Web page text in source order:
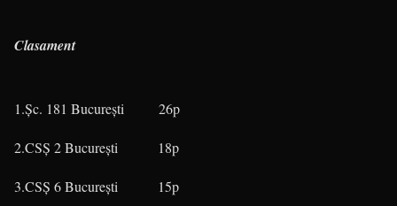
Clasament
1.Şc. 181 Bucureşti 26p
2.CSŞ 2 Bucureşti 18p
3.CSŞ 6 Bucureşti 15p